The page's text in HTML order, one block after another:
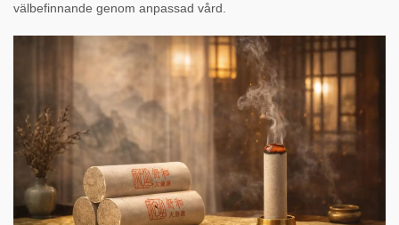
välbefinnande genom anpassad vård.